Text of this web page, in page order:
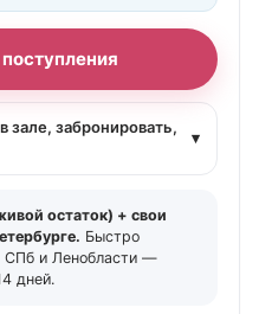
забронировать,
▾
остаток) + свои
Быстро
и Ленобласти —
дней.